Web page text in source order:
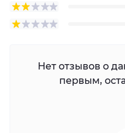
Нет отзывов о
первым,